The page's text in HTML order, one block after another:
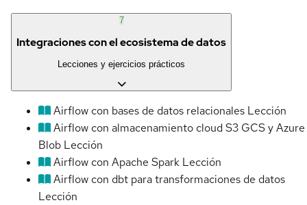
7
Integraciones con el ecosistema de datos
Lecciones y ejercicios prácticos
Airflow con bases de datos relacionales Lección
Airflow con almacenamiento cloud S3 GCS y Azure
Blob Lección
Airflow con Apache Spark Lección
Airflow con dbt para transformaciones de datos
Lección